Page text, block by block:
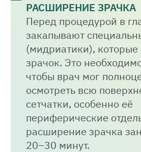
РАСШИРЕНИЕ ЗРАЧКА
Перед процедурой в
закапывают
(мидриатики),
зрачок. Это
чтобы врач мог
осмотреть всю
сетчатки, особенно её
периферические
расширение зрачка
20–30 минут.